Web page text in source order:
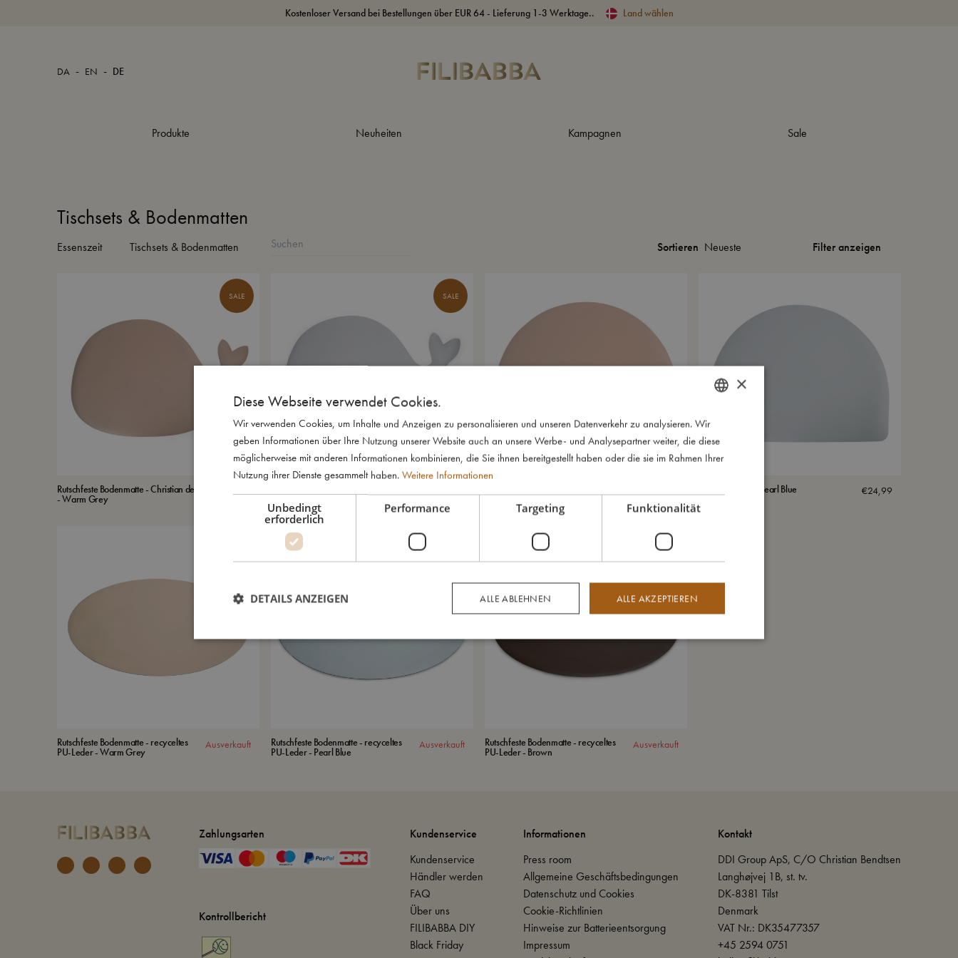
Kostenloser Versand bei Bestellungen über EUR 64 - Lieferung 1-3 Werktage.. Land wählen
DA - EN - DE
Produkte Neuheiten Kampagnen Sale
Tischsets & Bodenmatten
Essenszeit Tischsets & Bodenmatten Sortieren Filter anzeigen
SALE
Rutschfeste Bodenmatte - Christian der Wal
- Warm Grey
SALE
- Pearl Blue
Platzdeckchen - Pearl Blue €24,99
Rutschfeste Bodenmatte - recyceltes
PU-Leder - Warm Grey
Ausverkauft Rutschfeste Bodenmatte - recyceltes
PU-Leder - Pearl Blue
Ausverkauft Rutschfeste Bodenmatte - recyceltes
PU-Leder - Brown
Ausverkauft
Zahlungsarten
Kontrollbericht
Kundenservice
Kundenservice
Händler werden
FAQ
Über uns
FILIBABBA DIY
Black Friday
Informationen
Press room
Allgemeine Geschäftsbedingungen
Datenschutz und Cookies
Cookie-Richtlinien
Hinweise zur Batterieentsorgung
Impressum
Kontakt
DDI Group ApS, C/O Christian Bendtsen
Langhøjvej 1B, st. tv.
DK-8381 Tilst
Denmark
VAT Nr.: DK35477357
+45 2594 0751
DANISH
ENGLISH
×
Diese Webseite verwendet Cookies.
Wir verwenden Cookies, um Inhalte und Anzeigen zu personalisieren und unseren Datenverkehr zu analysieren. Wir
geben Informationen über Ihre Nutzung unserer Website auch an unsere Werbe- und Analysepartner weiter, die diese
möglicherweise mit anderen Informationen kombinieren, die Sie ihnen bereitgestellt haben oder die sie im Rahmen Ihrer
Nutzung ihrer Dienste gesammelt haben. Weitere Informationen
Unbedingt
erforderlich
Performance Targeting Funktionalität
ALLE AKZEPTIEREN
ALLE ABLEHNEN
DETAILS ANZEIGEN